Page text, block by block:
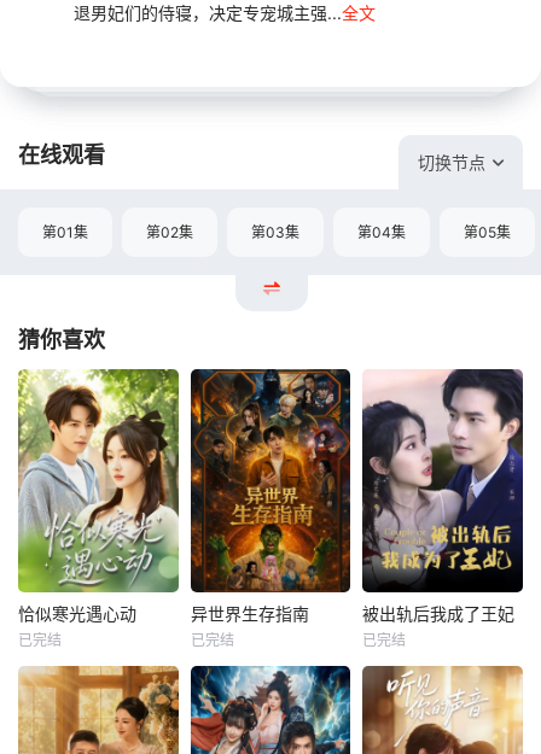
退男妃们的侍寝，决定专宠城主强...全文
在线观看 切换节点
第01集 第02集 第03集 第04集 第05集
猜你喜欢
恰似寒光遇心动
已完结
异世界生存指南
已完结
被出轨后我成了王妃
已完结